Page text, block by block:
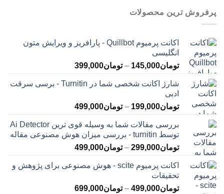
پرفروش ترین محصولات
اکانت پرمیوم Quillbot - پارافریز و ویرایش متون
انگلیسی
تومان145,000
– تومان399,000محدوده
تومان145,000
تومان399,000
شارژ اکانت شخصی شما در Turnitin - برسی سرقت
ادبی
تومان199,000
– تومان499,000محدوده
تومان199,000
تا
تومان499,000
بررسی مقالات شما به وسیله قوی ترین Ai Detector
توسط turnitin - بررسی میزان هوش مصنوعی مقاله
تومان299,000
– تومان499,000محدوده
تومان299,000
تومان499,000
اکانت پرمیوم scite - هوش مصنوعی برای پژوهش و
تحقیقات
تومان499,000
– تومان699,000محدوده